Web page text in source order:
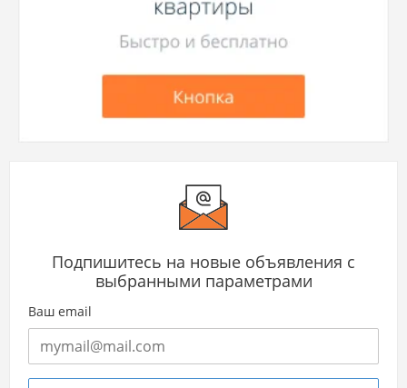
Подпишитесь на новые объявления с
выбранными параметрами
Ваш email